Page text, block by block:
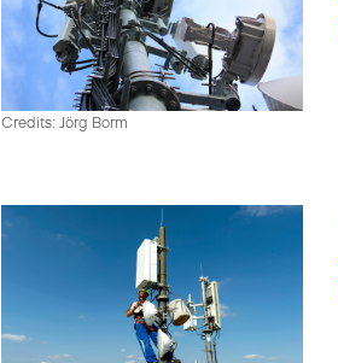
Credits: Jörg Borm